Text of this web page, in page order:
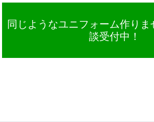
同じようなユニフォーム作りま
談受付中！